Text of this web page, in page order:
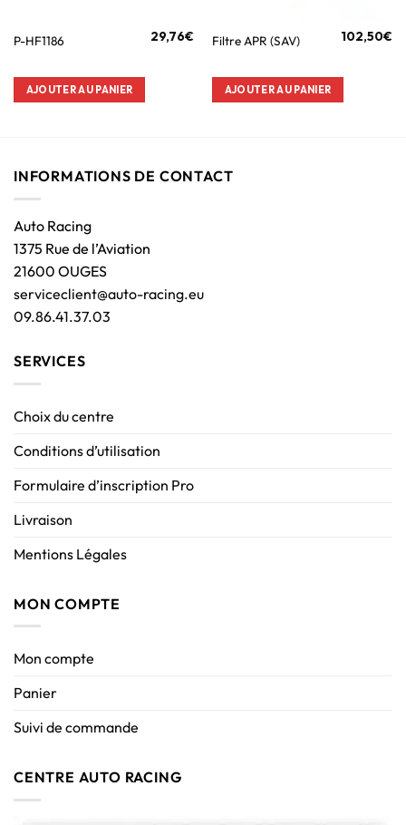
P-HF1186 29,76€
AJOUTER AU PANIER
Filtre APR (SAV) 102,50€
AJOUTER AU PANIER
INFORMATIONS DE CONTACT
Auto Racing
1375 Rue de l’Aviation
21600 OUGES
serviceclient@auto-racing.eu
09.86.41.37.03
SERVICES
Choix du centre
Conditions d’utilisation
Formulaire d’inscription Pro
Livraison
Mentions Légales
MON COMPTE
Mon compte
Panier
Suivi de commande
CENTRE AUTO RACING